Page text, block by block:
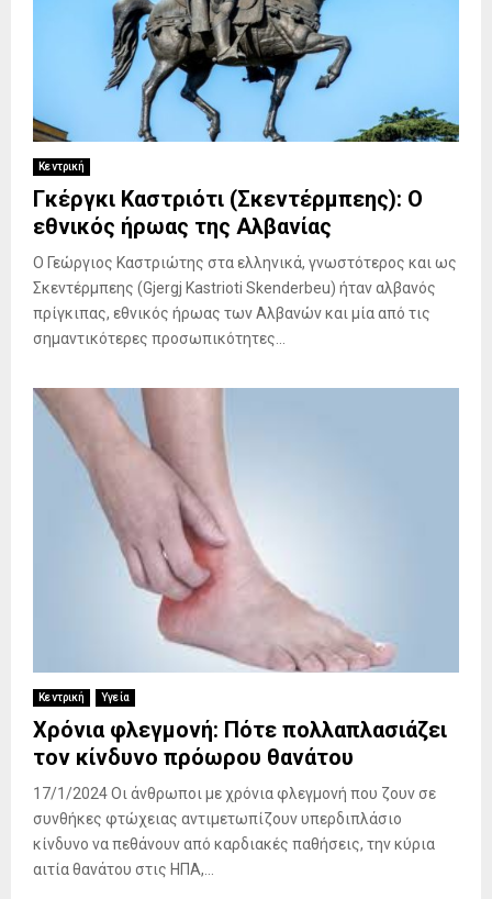
Κεντρική
Γκέργκι Καστριότι (Σκεντέρμπεης): Ο
εθνικός ήρωας της Αλβανίας
O Γεώργιος Καστριώτης στα ελληνικά, γνωστότερος και ως
Σκεντέρμπεης (Gjergj Kastrioti Skenderbeu) ήταν αλβανός
πρίγκιπας, εθνικός ήρωας των Αλβανών και μία από τις
σημαντικότερες προσωπικότητες...
Κεντρική Υγεία
Χρόνια φλεγμονή: Πότε πολλαπλασιάζει
τον κίνδυνο πρόωρου θανάτου
17/1/2024 Οι άνθρωποι με χρόνια φλεγμονή που ζουν σε
συνθήκες φτώχειας αντιμετωπίζουν υπερδιπλάσιο
κίνδυνο να πεθάνουν από καρδιακές παθήσεις, την κύρια
αιτία θανάτου στις ΗΠΑ,...